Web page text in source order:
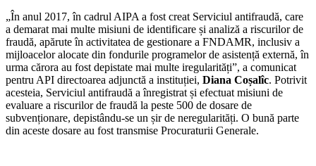
„În anul 2017, în cadrul AIPA a fost creat Serviciul antifraudă, care
a demarat mai multe misiuni de identificare și analiză a riscurilor de
fraudă, apărute în activitatea de gestionare a FNDAMR, inclusiv a
mijloacelor alocate din fondurile programelor de asistență externă, în
urma cărora au fost depistate mai multe iregularități”, a comunicat
pentru API directoarea adjunctă a instituției, Diana Coșalîc. Potrivit
acesteia, Serviciul antifraudă a înregistrat și efectuat misiuni de
evaluare a riscurilor de fraudă la peste 500 de dosare de
subvenționare, depistându-se un șir de neregularități. O bună parte
din aceste dosare au fost transmise Procuraturii Generale.